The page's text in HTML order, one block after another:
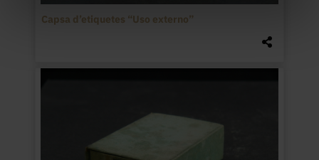
Capsa d’etiquetes “Uso externo”